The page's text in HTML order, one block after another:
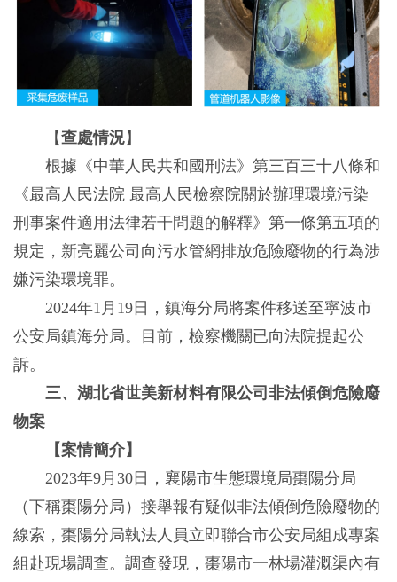
【查處情況】
根據《中華人民共和國刑法》第三百三十八條和
《最高人民法院 最高人民檢察院關於辦理環境污染
刑事案件適用法律若干問題的解釋》第一條第五項的
規定，新亮麗公司向污水管網排放危險廢物的行為涉
嫌污染環境罪。
2024年1月19日，鎮海分局將案件移送至寧波市
公安局鎮海分局。目前，檢察機關已向法院提起公
訴。
三、湖北省世美新材料有限公司非法傾倒危險廢
物案
【案情簡介】
2023年9月30日，襄陽市生態環境局棗陽分局
（下稱棗陽分局）接舉報有疑似非法傾倒危險廢物的
線索，棗陽分局執法人員立即聯合市公安局組成專案
組赴現場調查。調查發現，棗陽市一林場灌溉渠內有